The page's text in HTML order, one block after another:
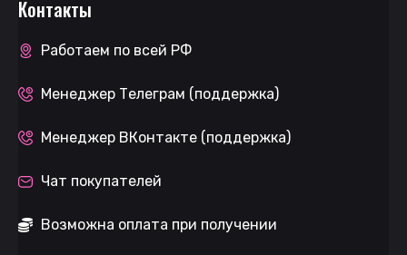
Контакты
Работаем по всей РФ
Менеджер Телеграм (поддержка)
Менеджер ВКонтакте (поддержка)
Чат покупателей
Возможна оплата при получении